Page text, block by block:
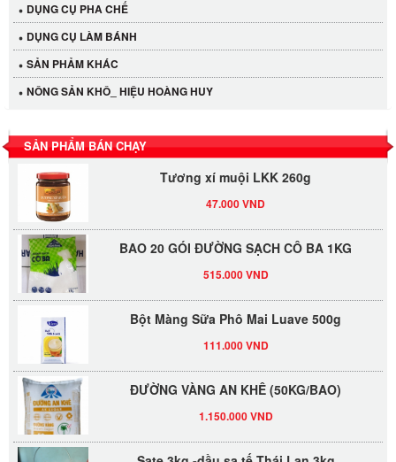
DỤNG CỤ PHA CHẾ
DỤNG CỤ LÀM BÁNH
SẢN PHẢM KHÁC
NÔNG SẢN KHÔ_ HIỆU HOÀNG HUY
SẢN PHẨM BÁN CHẠY
Cần Tây Đà Lạt
40.000 VND
LỐC 12 HỦ Tương xí muội LKK 260g
Tương xí muội LKK 260g
BAO 20 GÓI ĐƯỜNG SẠCH CÔ BA 1KG
Bột Màng Sữa Phô Mai Luave 500g
ĐƯỜNG VÀNG AN KHÊ (50KG/BAO)
Sate 3kg -dầu sa tế Thái Lan 3kg